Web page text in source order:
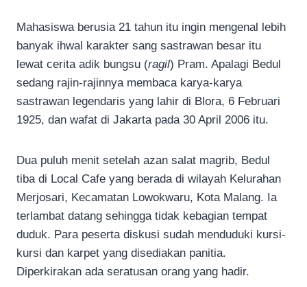
Mahasiswa berusia 21 tahun itu ingin mengenal lebih
banyak ihwal karakter sang sastrawan besar itu
lewat cerita adik bungsu (ragil) Pram. Apalagi Bedul
sedang rajin-rajinnya membaca karya-karya
sastrawan legendaris yang lahir di Blora, 6 Februari
1925, dan wafat di Jakarta pada 30 April 2006 itu.
Dua puluh menit setelah azan salat magrib, Bedul
tiba di Local Cafe yang berada di wilayah Kelurahan
Merjosari, Kecamatan Lowokwaru, Kota Malang. Ia
terlambat datang sehingga tidak kebagian tempat
duduk. Para peserta diskusi sudah menduduki kursi-
kursi dan karpet yang disediakan panitia.
Diperkirakan ada seratusan orang yang hadir.